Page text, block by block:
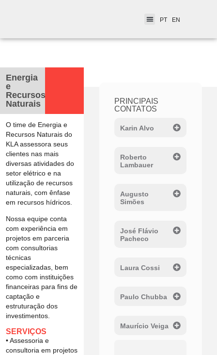
PT EN
Energia
e
Recursos
Naturais
O time de Energia e
Recursos Naturais do
KLA assessora seus
clientes nas mais
diversas atividades do
setor elétrico e na
utilização de recursos
naturais, com ênfase
em recursos hídricos.
Nossa equipe conta
com experiência em
projetos em parceria
com consultorias
técnicas
especializadas, bem
como com instituições
financeiras para fins de
captação e
estruturação dos
investimentos.
SERVIÇOS
• Assessoria e
consultoria em projetos
PRINCIPAIS
CONTATOS
Karin Alvo
Roberto
Lambauer
Augusto
Simões
José Flávio
Pacheco
Laura Cossi
Paulo Chubba
Maurício Veiga